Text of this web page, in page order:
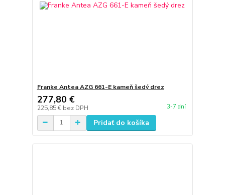
Franke Antea AZG 661-E kameň šedý drez
277,80 €
225,85 € bez DPH 3-7 dní
Pridať do košíka